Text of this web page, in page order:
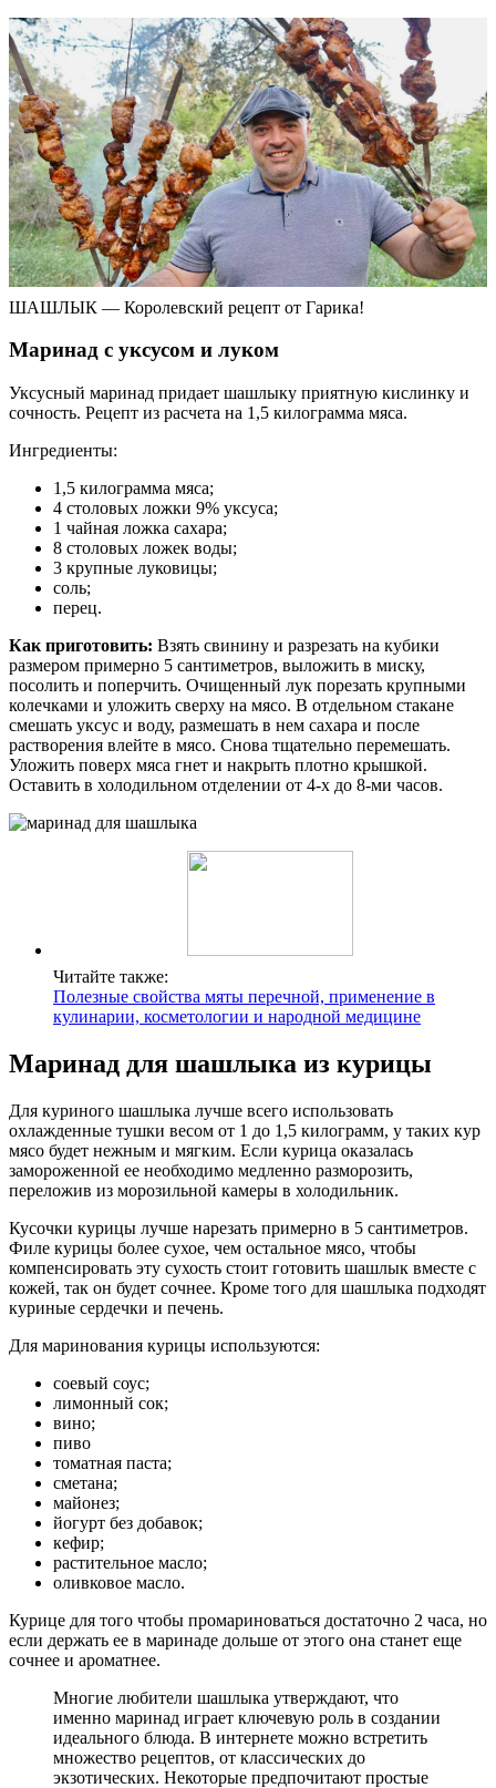
ШАШЛЫК — Королевский рецепт от Гарика!
Маринад с уксусом и луком
Уксусный маринад придает шашлыку приятную кислинку и
сочность. Рецепт из расчета на 1,5 килограмма мяса.
Ингредиенты:
1,5 килограмма мяса;
4 столовых ложки 9% уксуса;
1 чайная ложка сахара;
8 столовых ложек воды;
3 крупные луковицы;
соль;
перец.
Как приготовить: Взять свинину и разрезать на кубики
размером примерно 5 сантиметров, выложить в миску,
посолить и поперчить. Очищенный лук порезать крупными
колечками и уложить сверху на мясо. В отдельном стакане
смешать уксус и воду, размешать в нем сахара и после
растворения влейте в мясо. Снова тщательно перемешать.
Уложить поверх мяса гнет и накрыть плотно крышкой.
Оставить в холодильном отделении от 4-х до 8-ми часов.
Читайте также:
Полезные свойства мяты перечной, применение в
кулинарии, косметологии и народной медицине
Маринад для шашлыка из курицы
Для куриного шашлыка лучше всего использовать
охлажденные тушки весом от 1 до 1,5 килограмм, у таких кур
мясо будет нежным и мягким. Если курица оказалась
замороженной ее необходимо медленно разморозить,
переложив из морозильной камеры в холодильник.
Кусочки курицы лучше нарезать примерно в 5 сантиметров.
Филе курицы более сухое, чем остальное мясо, чтобы
компенсировать эту сухость стоит готовить шашлык вместе с
кожей, так он будет сочнее. Кроме того для шашлыка подходят
куриные сердечки и печень.
Для маринования курицы используются:
соевый соус;
лимонный сок;
вино;
пиво
томатная паста;
сметана;
майонез;
йогурт без добавок;
кефир;
растительное масло;
оливковое масло.
Курице для того чтобы промариноваться достаточно 2 часа, но
если держать ее в маринаде дольше от этого она станет еще
сочнее и ароматнее.
Многие любители шашлыка утверждают, что
именно маринад играет ключевую роль в создании
идеального блюда. В интернете можно встретить
множество рецептов, от классических до
экзотических. Некоторые предпочитают простые